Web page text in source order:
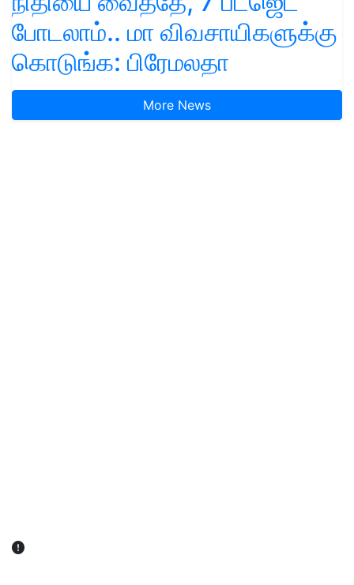
போடலாம்.. மா விவசாயிகளுக்கு
கொடுங்க: பிரேமலதா
More News